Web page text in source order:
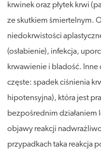
krwinek oraz płytek krwi
ze skutkiem śmiertelnym.
niedokrwistości
(osłabienie), infekcja,
krwawienie i bladość. Inne
częste: spadek ciśnienia
hipotensyjna), która jest
bezpośrednim działaniem
objawy reakcji
przypadkach taka reakcja